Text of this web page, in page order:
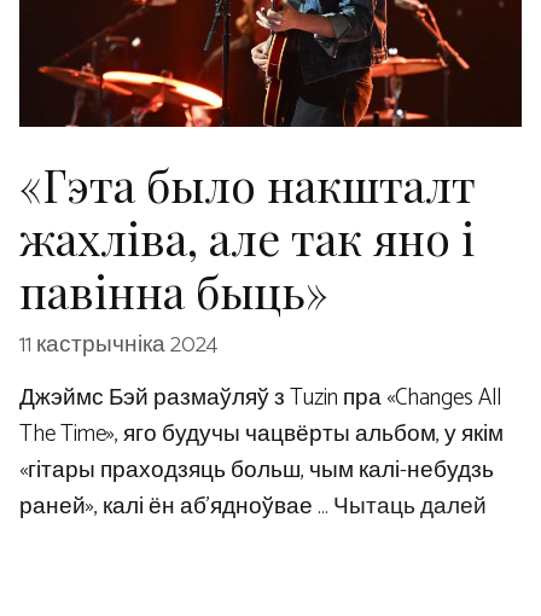
«Гэта было накшталт
жахліва, але так яно і
павінна быць»
11 кастрычніка 2024
Джэймс Бэй размаўляў з Tuzin пра «Changes All
The Time», яго будучы чацвёрты альбом, у якім
«гітары праходзяць больш, чым калі-небудзь
раней», калі ён аб’ядноўвае …Чытаць далей